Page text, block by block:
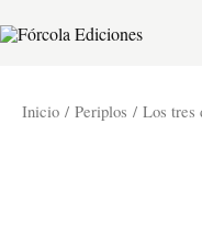
al
Inicio / Periplos / Los tres
Los